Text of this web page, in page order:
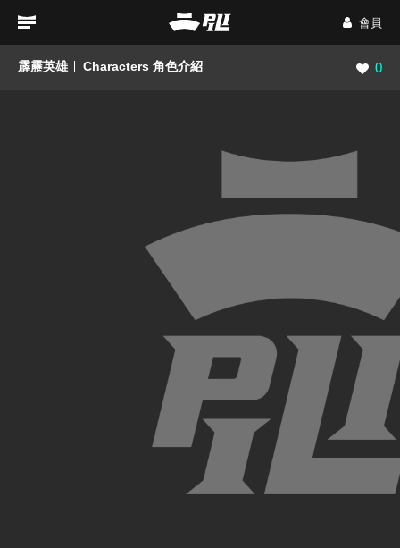
會員
霹靂英雄 Characters 角色介紹 瀏覽
0